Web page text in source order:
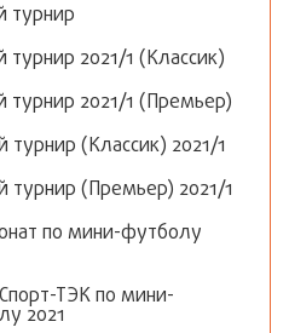
турнир
турнир 2021/1 (Классик)
турнир 2021/1 (Премьер)
турнир (Классик) 2021/1
турнир (Премьер) 2021/1
по мини-футболу
ТЭК по мини-
2021